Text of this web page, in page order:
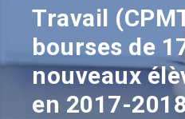
Travail
bourses de
nouveaux
en 2017-